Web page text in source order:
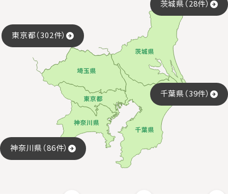
茨城県（28件）
東京都（302件）
千葉県（39件）
神奈川県（86件）